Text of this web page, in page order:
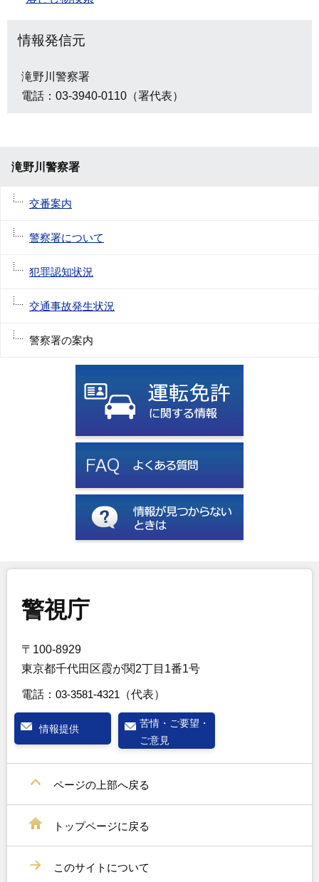
情報発信元
滝野川警察署
電話：03-3940-0110（署代表）
滝野川警察署
交番案内
警察署について
犯罪認知状況
交通事故発生状況
警察署の案内
警視庁
〒100-8929
東京都千代田区霞が関2丁目1番1号
電話： 03-3581-4321 （代表）
情報提供
苦情・ご要望・
ご意見
ページの上部へ戻る
トップページに戻る
このサイトについて